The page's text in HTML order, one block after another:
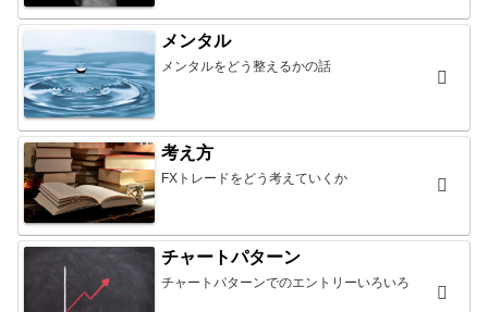
メンタル
メンタルをどう整えるかの話
考え方
FXトレードをどう考えていくか
チャートパターン
チャートパターンでのエントリーいろいろ